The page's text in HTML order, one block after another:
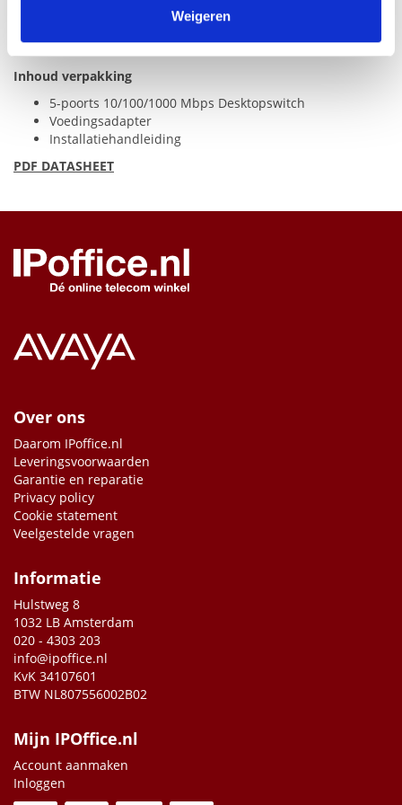
Weigeren
Bewaken en aanpakken van lusgerelateerde problemen
looping te voorkomen
Inhoud verpakking
5-poorts 10/100/1000 Mbps Desktopswitch
Voedingsadapter
Installatiehandleiding
PDF DATASHEET
Over ons
Daarom IPoffice.nl
Leveringsvoorwaarden
Garantie en reparatie
Privacy policy
Cookie statement
Veelgestelde vragen
Informatie
Hulstweg 8
1032 LB Amsterdam
020 - 4303 203
info@ipoffice.nl
KvK 34107601
BTW NL807556002B02
Mijn IPOffice.nl
Account aanmaken
Inloggen